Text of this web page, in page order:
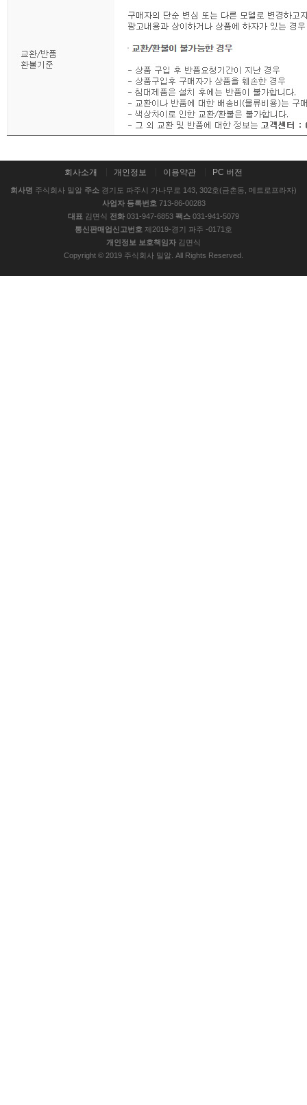
회사소개 개인정보 이용약관 PC 버전
회사명 주식회사 밀알 주소 경기도 파주시 가나무로 143, 302호(금촌동, 메트로프라자)
사업자 등록번호 713-86-00283
대표 김면식 전화 031-947-6853 팩스 031-941-5079
통신판매업신고번호 제2019-경기 파주 -0171호
개인정보 보호책임자 김면식
Copyright © 2019 주식회사 밀알. All Rights Reserved.